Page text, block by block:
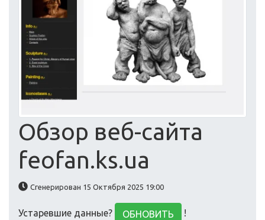
Обзор веб-сайта
feofan.ks.ua
Сгенерирован 15 Октября 2025 19:00
Устаревшие данные? ОБНОВИТЬ !